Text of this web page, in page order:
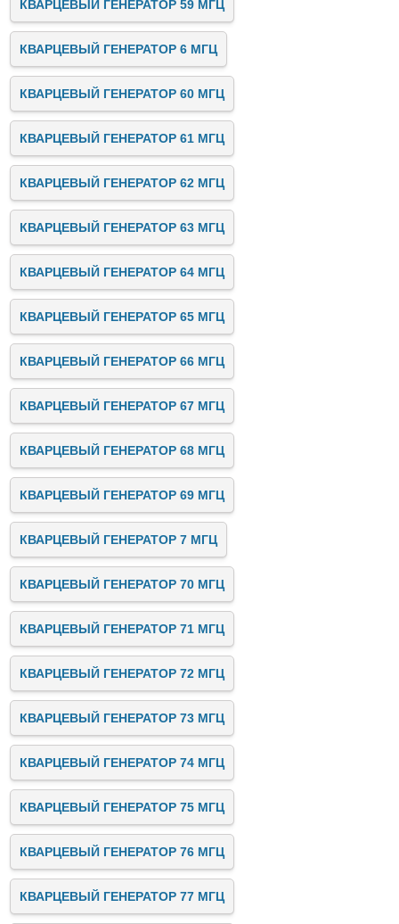
КВАРЦЕВЫЙ ГЕНЕРАТОР 59 МГЦ
КВАРЦЕВЫЙ ГЕНЕРАТОР 6 МГЦ
КВАРЦЕВЫЙ ГЕНЕРАТОР 60 МГЦ
КВАРЦЕВЫЙ ГЕНЕРАТОР 61 МГЦ
КВАРЦЕВЫЙ ГЕНЕРАТОР 62 МГЦ
КВАРЦЕВЫЙ ГЕНЕРАТОР 63 МГЦ
КВАРЦЕВЫЙ ГЕНЕРАТОР 64 МГЦ
КВАРЦЕВЫЙ ГЕНЕРАТОР 65 МГЦ
КВАРЦЕВЫЙ ГЕНЕРАТОР 66 МГЦ
КВАРЦЕВЫЙ ГЕНЕРАТОР 67 МГЦ
КВАРЦЕВЫЙ ГЕНЕРАТОР 68 МГЦ
КВАРЦЕВЫЙ ГЕНЕРАТОР 69 МГЦ
КВАРЦЕВЫЙ ГЕНЕРАТОР 7 МГЦ
КВАРЦЕВЫЙ ГЕНЕРАТОР 70 МГЦ
КВАРЦЕВЫЙ ГЕНЕРАТОР 71 МГЦ
КВАРЦЕВЫЙ ГЕНЕРАТОР 72 МГЦ
КВАРЦЕВЫЙ ГЕНЕРАТОР 73 МГЦ
КВАРЦЕВЫЙ ГЕНЕРАТОР 74 МГЦ
КВАРЦЕВЫЙ ГЕНЕРАТОР 75 МГЦ
КВАРЦЕВЫЙ ГЕНЕРАТОР 76 МГЦ
КВАРЦЕВЫЙ ГЕНЕРАТОР 77 МГЦ